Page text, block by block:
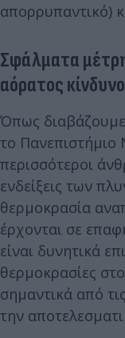
απορρυπαντικό)
Σφάλματα
αόρατος
Όπως
το Πανεπιστήμιο
περισσότεροι
ενδείξεις των
θερμοκρασία
έρχονται σε
είναι δυνητικά
θερμοκρασίες
σημαντικά από
την